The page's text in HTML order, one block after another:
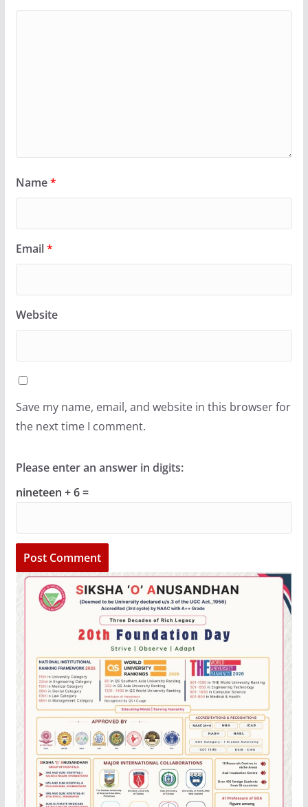
Name*
Email*
Website
Save my name, email, and website in this browser for
the next time I comment.
Please enter an answer in digits:
nineteen + 6 =